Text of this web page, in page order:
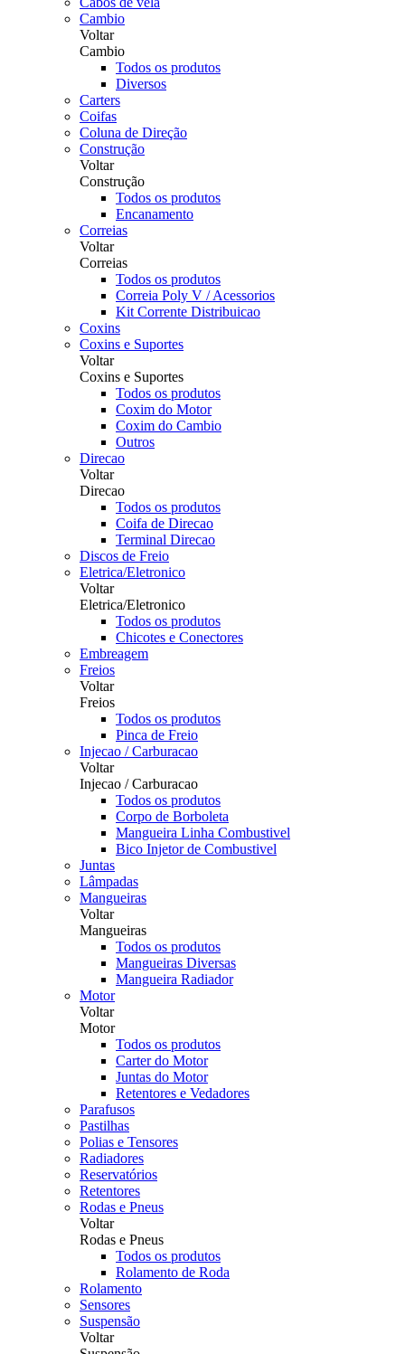
Cambio
Voltar
Cambio
Todos os produtos
Diversos
Carters
Coifas
Coluna de Direção
Construção
Voltar
Construção
Todos os produtos
Encanamento
Correias
Voltar
Correias
Todos os produtos
Correia Poly V / Acessorios
Kit Corrente Distribuicao
Coxins
Coxins e Suportes
Voltar
Coxins e Suportes
Todos os produtos
Coxim do Motor
Coxim do Cambio
Outros
Direcao
Voltar
Direcao
Todos os produtos
Coifa de Direcao
Terminal Direcao
Discos de Freio
Eletrica/Eletronico
Voltar
Eletrica/Eletronico
Todos os produtos
Chicotes e Conectores
Embreagem
Freios
Voltar
Freios
Todos os produtos
Pinca de Freio
Injecao / Carburacao
Voltar
Injecao / Carburacao
Todos os produtos
Corpo de Borboleta
Mangueira Linha Combustivel
Bico Injetor de Combustivel
Juntas
Lâmpadas
Mangueiras
Voltar
Mangueiras
Todos os produtos
Mangueiras Diversas
Mangueira Radiador
Motor
Voltar
Motor
Todos os produtos
Carter do Motor
Juntas do Motor
Retentores e Vedadores
Parafusos
Pastilhas
Polias e Tensores
Radiadores
Reservatórios
Retentores
Rodas e Pneus
Voltar
Rodas e Pneus
Todos os produtos
Rolamento de Roda
Rolamento
Sensores
Suspensão
Voltar